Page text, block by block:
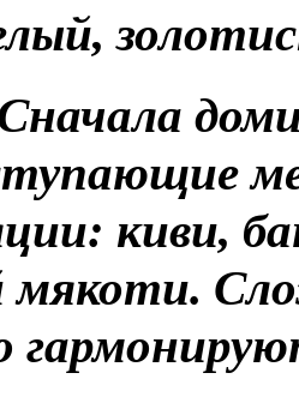
киви,
мякоти.